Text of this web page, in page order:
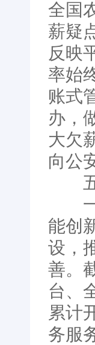
全国
薪疑
反映
率始
账式
办，
大欠
向公
五
一
能创
设，
善。
台、
累计
务服